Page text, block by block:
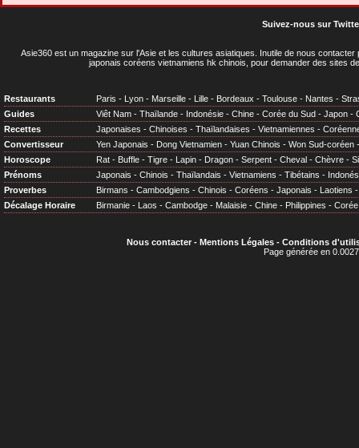
Suivez-nous sur
Asie360 est un magazine sur l'Asie et les cultures asiatiques . Inutile de nous
japonais coréens vietnamiens hk chinois, pour demander des sites
Restaurants Paris - Lyon - Marseille - Lille - Bordeaux - Toulouse - Nantes -
Guides
Viêt Nam - Thaïlande - Indonésie - Chine - Corée du Sud - Japon -
Recettes
Japonaises - Chinoises - Thaïlandaises - Vietnamiennes -
Convertisseur
Yen Japonais - Dong Vietnamien - Yuan Chinois - Won Sud-coréen
Horoscope
Rat - Buffle - Tigre - Lapin - Dragon - Serpent - Cheval - Chèvre -
Prénoms
Japonais - Chinois - Thaïlandais - Vietnamiens - Tibétains -
Proverbes
Birmans - Cambodgiens - Chinois - Coréens - Japonais - Laotiens
Décalage Horaire
Birmanie - Laos - Cambodge - Malaisie - Chine - Philippines - Corée
Nous contacter- Mentions Légales- Conditions
Page générée en